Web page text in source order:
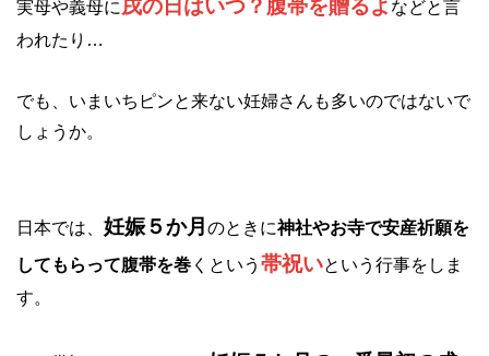
実母や義母に 戌の日はいつ？腹帯を贈るよ などと言
われたり…
でも、いまいちピンと来ない妊婦さんも多いのではないで
しょうか。
日本では、 妊娠５か月 のときに神社やお寺で安産祈願を
してもらって腹帯を巻 くという 帯祝いという行事をしま
す。